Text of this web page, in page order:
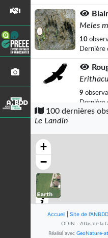
Meles
10
9
Dernière
Fringilla
Dernière
Vulpes
100 dernières
Le Landin
+
−
Accueil Site de l'ANBDD
ODIN - Atlas de la
Réalisé avec GeoNature-